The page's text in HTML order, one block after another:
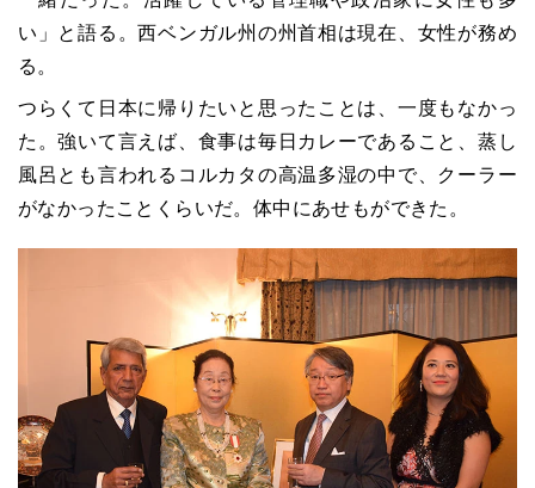
い」と語る。西ベンガル州の州首相は現在、女性が務め
る。
つらくて日本に帰りたいと思ったことは、一度もなかっ
た。強いて言えば、食事は毎日カレーであること、蒸し
風呂とも言われるコルカタの高温多湿の中で、クーラー
がなかったことくらいだ。体中にあせもができた。